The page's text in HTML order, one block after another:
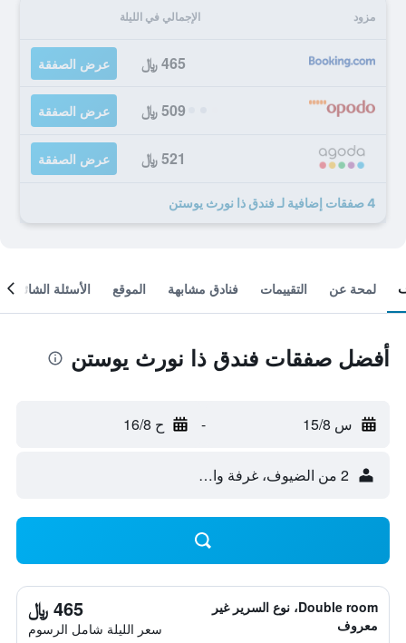
مزود الإجمالي في الليلة
465 ﷼ عرض الصفقة
509 ﷼ عرض الصفقة
521 ﷼ عرض الصفقة
4 صفقات إضافية لـ فندق ذا نورث يوستن
لمحة عن التقييمات فنادق مشابهة الموقع الأسئلة الشائعة
أفضل صفقات فندق ذا نورث يوستن
س 15/8 - ح 16/8
2 من الضيوف، غرفة واحدة
Double room، نوع السرير غير
معروف
465 ﷼
سعر الليلة شامل الرسوم